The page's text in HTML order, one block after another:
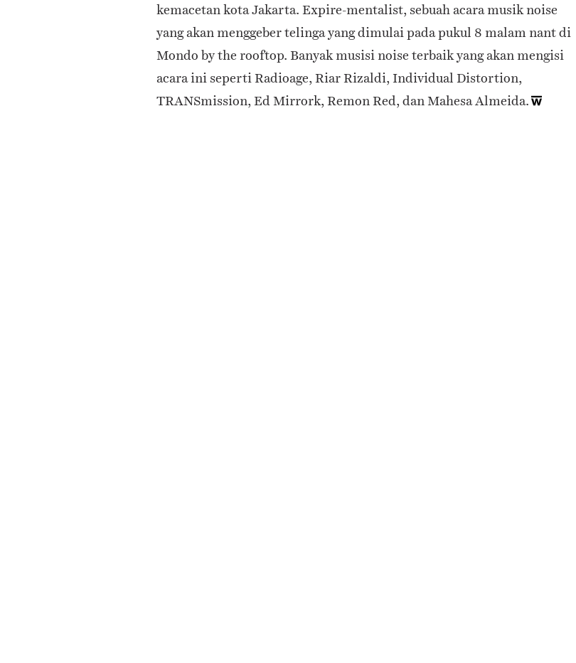
kemacetan kota Jakarta. Expire-mentalist, sebuah acara musik noise
yang akan menggeber telinga yang dimulai pada pukul 8 malam nant di
Mondo by the rooftop. Banyak musisi noise terbaik yang akan mengisi
acara ini seperti Radioage, Riar Rizaldi, Individual Distortion,
TRANSmission, Ed Mirrork, Remon Red, dan Mahesa Almeida.